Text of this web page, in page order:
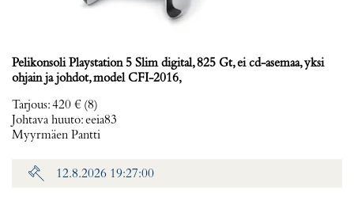
Pelikonsoli Playstation 5 Slim digital, 825 Gt, ei cd-asemaa, yksi
ohjain ja johdot, model CFI-2016,
Tarjous:420 € (8)
Johtava huuto:eeia83
Myyrmäen Pantti
12.8.2026 19:27:00